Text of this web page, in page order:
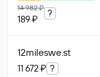
14 982 ₽
189 ₽
?
12mileswe.st
11 672 ₽ ?